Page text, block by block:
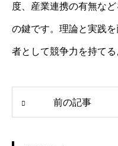
度、産業連携の有無な
の鍵です。理論と実践
者として競争力を持てる
前の記事